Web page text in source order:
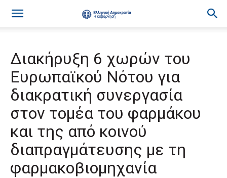
Διακήρυξη 6 χωρών του
Ευρωπαϊκού Νότου για
διακρατική συνεργασία
στον τομέα του φαρμάκου
και της από κοινού
διαπραγμάτευσης με τη
φαρμακοβιομηχανία